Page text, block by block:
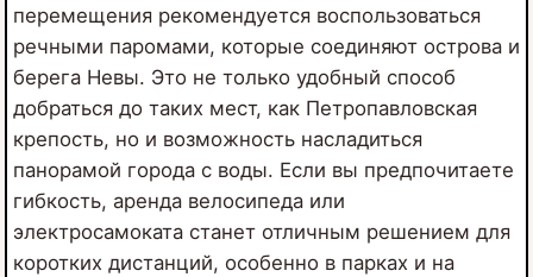
перемещения рекомендуется воспользоваться
речными паромами, которые соединяют острова и
берега Невы. Это не только удобный способ
добраться до таких мест, как Петропавловская
крепость, но и возможность насладиться
панорамой города с воды. Если вы предпочитаете
гибкость, аренда велосипеда или
электросамоката станет отличным решением для
коротких дистанций, особенно в парках и на